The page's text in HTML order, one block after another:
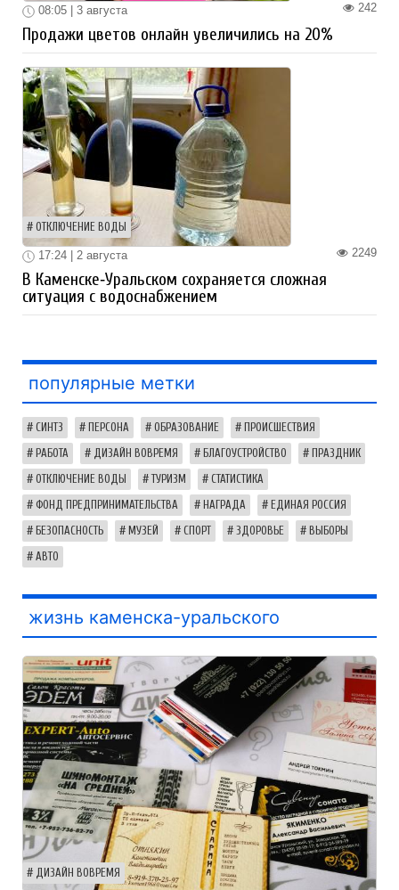
242
08:05 | 3 августа
Продажи цветов онлайн увеличились на 20%
ОТКЛЮЧЕНИЕ ВОДЫ
2249
17:24 | 2 августа
В Каменске‑Уральском сохраняется сложная
ситуация с водоснабжением
популярные метки
СИНТЗ ПЕРСОНА ОБРАЗОВАНИЕ ПРОИСШЕСТВИЯ
РАБОТА ДИЗАЙН ВОВРЕМЯ БЛАГОУСТРОЙСТВО ПРАЗДНИК
ОТКЛЮЧЕНИЕ ВОДЫ ТУРИЗМ СТАТИСТИКА
ФОНД ПРЕДПРИНИМАТЕЛЬСТВА НАГРАДА ЕДИНАЯ РОССИЯ
БЕЗОПАСНОСТЬ МУЗЕЙ СПОРТ ЗДОРОВЬЕ ВЫБОРЫ
АВТО
жизнь каменска-уральского
ДИЗАЙН ВОВРЕМЯ